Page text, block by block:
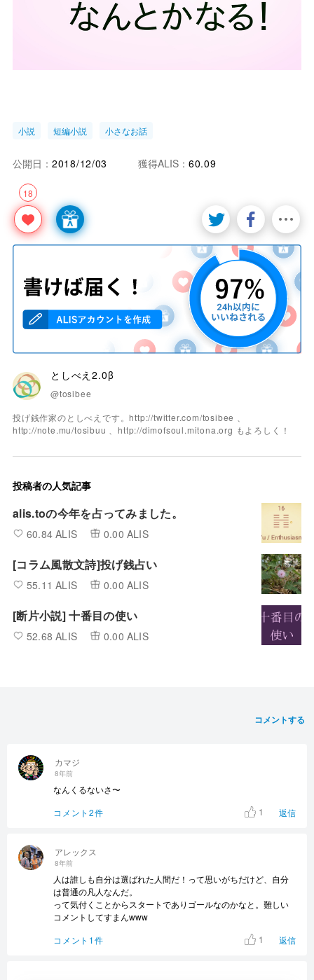
小説 短編小説 小さなお話
18
公開日： 2018/12/03 獲得ALIS： 60.09
としべえ2.0β
@tosibee
投げ銭作家のとしべえです。http://twitter.com/tosibee 、
http://note.mu/tosibuu 、http://dimofsoul.mitona.org もよろしく！
投稿者の人気記事
alis.toの今年を占ってみました。
60.84 ALIS 0.00 ALIS
[コラム風散文詩]投げ銭占い
55.11 ALIS 0.00 ALIS
[断片小説] 十番目の使い
52.68 ALIS 0.00 ALIS
コメントする
アレックス
8年前
人は誰しも自分は選ばれた人間だ！って思いがちだけど、自分
は普通の凡人なんだ。
って気付くことからスタートでありゴールなのかなと。難しい
コメントしてすまんwww
コメント1件
1 返信
カマジ
8年前
なんくるないさ〜
コメント2件
1 返信